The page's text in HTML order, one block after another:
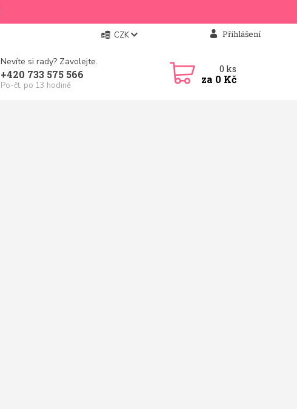
CZK Přihlášení
Nevíte si rady? Zavolejte.
+420 733 575 566
Po-čt, po 13 hodině
0 ks
za 0 Kč